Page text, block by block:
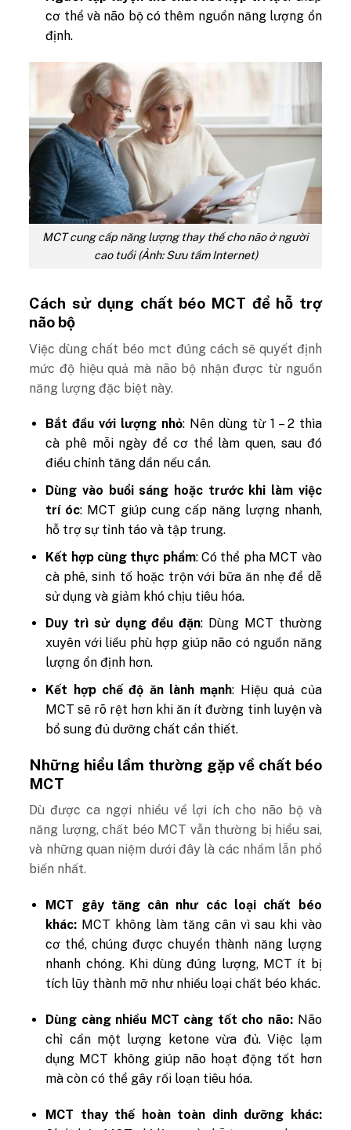
cơ thể và não bộ có thêm nguồn năng lượng ổn
định.
MCT cung cấp năng lượng thay thế cho não ở người
cao tuổi (Ảnh: Sưu tầm Internet)
Cách sử dụng chất béo MCT để hỗ trợ
não bộ
Việc dùng chất béo mct đúng cách sẽ quyết định
mức độ hiệu quả mà não bộ nhận được từ nguồn
năng lượng đặc biệt này.
Bắt đầu với lượng nhỏ: Nên dùng từ 1 – 2 thìa
cà phê mỗi ngày để cơ thể làm quen, sau đó
điều chỉnh tăng dần nếu cần.
Dùng vào buổi sáng hoặc trước khi làm việc
trí óc: MCT giúp cung cấp năng lượng nhanh,
hỗ trợ sự tỉnh táo và tập trung.
Kết hợp cùng thực phẩm: Có thể pha MCT vào
cà phê, sinh tố hoặc trộn với bữa ăn nhẹ để dễ
sử dụng và giảm khó chịu tiêu hóa.
Duy trì sử dụng đều đặn: Dùng MCT thường
xuyên với liều phù hợp giúp não có nguồn năng
lượng ổn định hơn.
Kết hợp chế độ ăn lành mạnh: Hiệu quả của
MCT sẽ rõ rệt hơn khi ăn ít đường tinh luyện và
bổ sung đủ dưỡng chất cần thiết.
Những hiểu lầm thường gặp về chất béo
MCT
Dù được ca ngợi nhiều về lợi ích cho não bộ và
năng lượng, chất béo MCT vẫn thường bị hiểu sai,
và những quan niệm dưới đây là các nhầm lẫn phổ
biến nhất.
MCT gây tăng cân như các loại chất béo
khác: MCT không làm tăng cân vì sau khi vào
cơ thể, chúng được chuyển thành năng lượng
nhanh chóng. Khi dùng đúng lượng, MCT ít bị
tích lũy thành mỡ như nhiều loại chất béo khác.
Dùng càng nhiều MCT càng tốt cho não: Não
chỉ cần một lượng ketone vừa đủ. Việc lạm
dụng MCT không giúp não hoạt động tốt hơn
mà còn có thể gây rối loạn tiêu hóa.
MCT thay thế hoàn toàn dinh dưỡng khác: